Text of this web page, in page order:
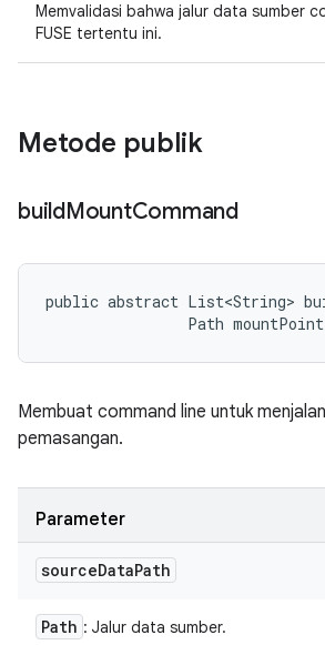
Memvalidasi bahwa jalur data sumber
FUSE tertentu ini.
Metode publik
buildMountCommand
public abstract List<String>
Path
Membuat command line untuk
pemasangan.
Parameter
sourceDataPath
Path : Jalur data sumber.